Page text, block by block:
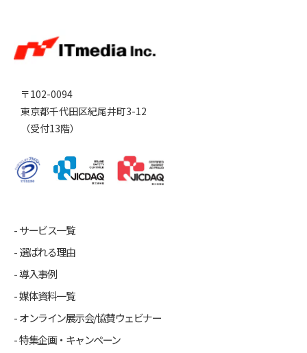
〒102-0094
東京都千代田区紀尾井町3-12
（受付13階）
サービス一覧
選ばれる理由
導入事例
媒体資料一覧
オンライン展示会/協賛ウェビナー
特集企画・キャンペーン